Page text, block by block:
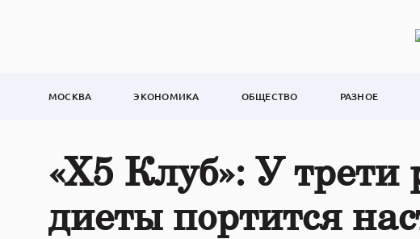
МОСКВА ЭКОНОМИКА ОБЩЕСТВО РАЗНОЕ
«X5 Клуб»: У трети
диеты портится